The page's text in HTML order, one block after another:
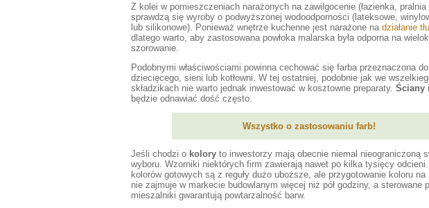
Z kolei w pomieszczeniach narażonych na zawilgocenie (łazienka,
sprawdzą się wyroby o podwyższonej wodoodporności (lateksowe,
lub silikonowe). Ponieważ wnętrze kuchenne jest narażone na działanie
dlatego warto, aby zastosowana powłoka malarska była odporna na
szorowanie.
Podobnymi właściwościami powinna cechować się farba przeznaczona
dziecięcego, sieni lub kotłowni. W tej ostatniej, podobnie jak we
składzikach nie warto jednak inwestować w kosztowne preparaty. Ścianyi
będzie odnawiać dość często.
Wszystko o zastosowaniu farb!
Jeśli chodzi o koloryto inwestorzy mają obecnie niemal nieograniczoną
wyboru. Wzorniki niektórych firm zawierają nawet po kilka tysięcy
kolorów gotowych są z reguły dużo uboższe, ale przygotowanie koloru na
nie zajmuje w markecie budowlanym więcej niż pół godziny, a sterowane
mieszalniki gwarantują powtarzalność barw.